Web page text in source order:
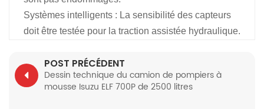
Systèmes intelligents : La sensibilité des capteurs
doit être testée pour la traction assistée hydraulique.
POST PRÉCÉDENT
Dessin technique du camion de pompiers à
mousse Isuzu ELF 700P de 2500 litres